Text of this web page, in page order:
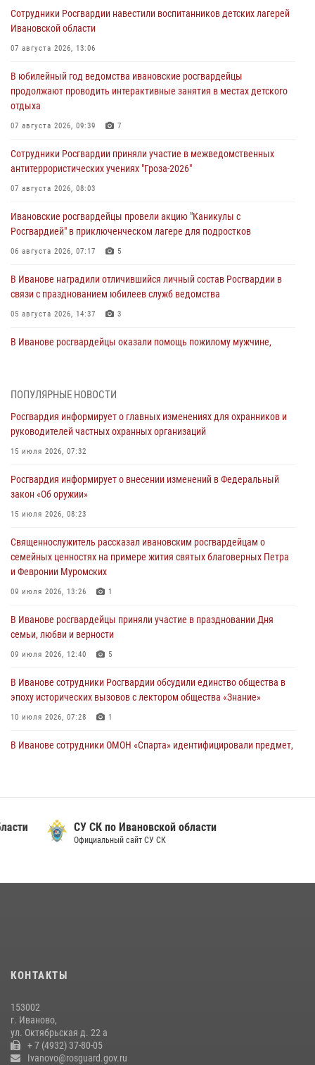
Сотрудники Росгвардии навестили воспитанников детских лагерей
Ивановской области
07 августа 2026, 13:06
В юбилейный год ведомства ивановские росгвардейцы
продолжают проводить интерактивные занятия в местах детского
отдыха
07 августа 2026, 09:39 7
Сотрудники Росгвардии приняли участие в межведомственных
антитеррористических учениях "Гроза-2026"
07 августа 2026, 08:03
Ивановские росгвардейцы провели акцию "Каникулы с
Росгвардией" в приключенческом лагере для подростков
06 августа 2026, 07:17 5
В Иванове наградили отличившийся личный состав Росгвардии в
связи с празднованием юбилеев служб ведомства
05 августа 2026, 14:37 3
В Иванове росгвардейцы оказали помощь пожилому мужчине,
торжественных мероприятиях, посвященных празднованию Дня
Воздушно-десантных войск
02 августа 2026, 11:46
Мероприятия в рамках акции «Каникулы с Росгвардией»
продолжаются в Ивановской области
31 июля 2026, 11:08
В Ивановской области при содействии Росгвардии задержаны
подозреваемые в серии автомобильных краж
30 июля 2026, 12:41
празднования Дня Крещения Руси
ПОПУЛЯРНЫЕ НОВОСТИ
Росгвардия информирует о главных изменениях для охранников и
руководителей частных охранных организаций
15 июля 2026, 07:32
Росгвардия информирует о внесении изменений в Федеральный
закон «Об оружии»
15 июля 2026, 08:23
Священнослужитель рассказал ивановским росгвардейцам о
семейных ценностях на примере жития святых благоверных Петра
и Февронии Муромских
09 июля 2026, 13:26 1
В Иванове росгвардейцы приняли участие в праздновании Дня
семьи, любви и верности
09 июля 2026, 12:40 5
В Иванове сотрудники Росгвардии обсудили единство общества в
эпоху исторических вызовов с лектором общества «Знание»
10 июля 2026, 07:28 1
В Иванове сотрудники ОМОН «Спарта» идентифицировали предмет,
более 250 единиц оружия
08 июля 2026, 09:39
упаковок масла
Сотрудники вневедомственной охраны Росгвардии провели
16 июля 2026, 08:32
СУ СК по Ивановской области
Официальный сайт СУ СК
КОНТАКТЫ
153002
г. Иваново,
ул. Октябрьская д. 22 а
+ 7 (4932) 37-80-05
Ivanovo@rosguard.gov.ru